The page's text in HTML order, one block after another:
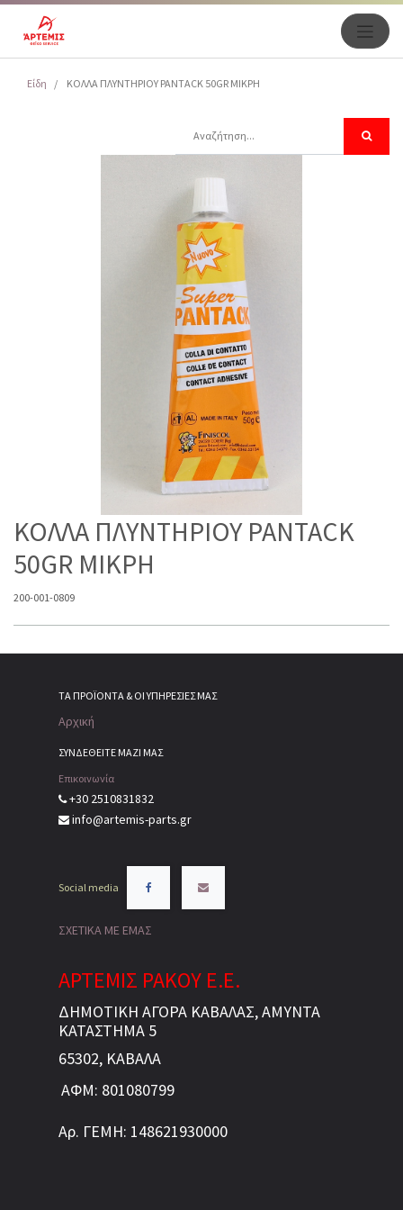
Είδη ΚΟΛΛΑ ΠΛΥΝΤΗΡΙΟΥ PANTACK 50GR ΜΙΚΡΗ
ΚΟΛΛΑ ΠΛΥΝΤΗΡΙΟΥ PANTACK
50GR ΜΙΚΡΗ
200-001-0809
ΤΑ ΠΡΟΪΌΝΤΑ & ΟΙ ΥΠΗΡΕΣΊΕΣ ΜΑΣ
Αρχική
ΣΥΝΔΕΘΕΙΤΕ ΜΑΖΙ ΜΑΣ
Επικοινωνία
+30 2510831832
info@artemis-parts.gr
Social media
ΣΧΕΤΙΚΑ ΜΕ ΕΜΑΣ
ΑΡΤΕΜΙΣ ΡΑΚΟΥ Ε.Ε.
ΔΗΜΟΤΙΚΗ ΑΓΟΡΑ ΚΑΒΑΛΑΣ, ΑΜΥΝΤΑ
ΚΑΤΑΣΤΗΜΑ 5
65302, ΚΑΒΑΛΑ
ΑΦΜ: 801080799
Αρ. ΓΕΜΗ: 148621930000